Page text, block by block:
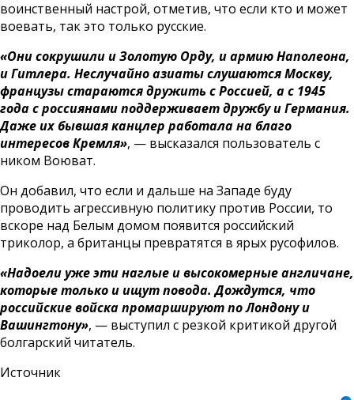
воинственный настрой, отметив, что если кто и может
воевать, так это только русские.
«Они сокрушили и Золотую Орду, и армию Наполеона,
и Гитлера. Неслучайно азиаты слушаются Москву,
французы стараются дружить с Россией, а с 1945
года с россиянами поддерживает дружбу и Германия.
Даже их бывшая канцлер работала на благо
интересов Кремля», — высказался пользователь с
ником Воюват.
Он добавил, что если и дальше на Западе буду
проводить агрессивную политику против России, то
вскоре над Белым домом появится российский
триколор, а британцы превратятся в ярых русофилов.
«Надоели уже эти наглые и высокомерные англичане,
которые только и ищут повода. Дождутся, что
российские войска промаршируют по Лондону и
Вашингтону», — выступил с резкой критикой другой
болгарский читатель.
Источник